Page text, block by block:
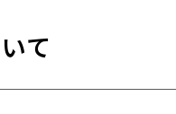
て